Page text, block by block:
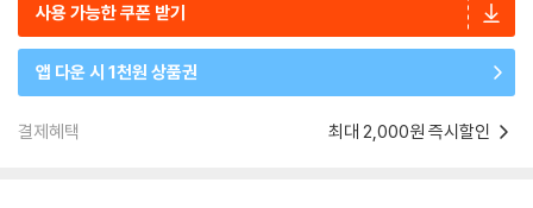
사용 가능한 쿠폰 받기
앱 다운 시 1천원 상품권
결제혜택 최대 2,000원 즉시할인